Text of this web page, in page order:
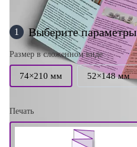
1 Выберите параметры
Размер в сложенном виде
74×210 мм 52×148 мм
Печать